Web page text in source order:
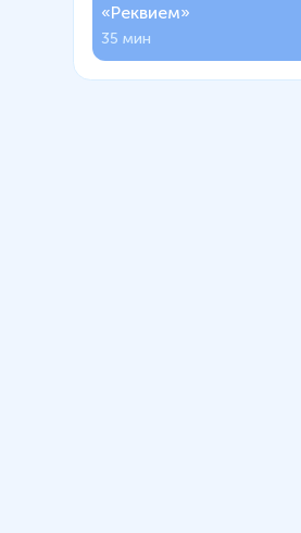
«Реквием»
35 мин